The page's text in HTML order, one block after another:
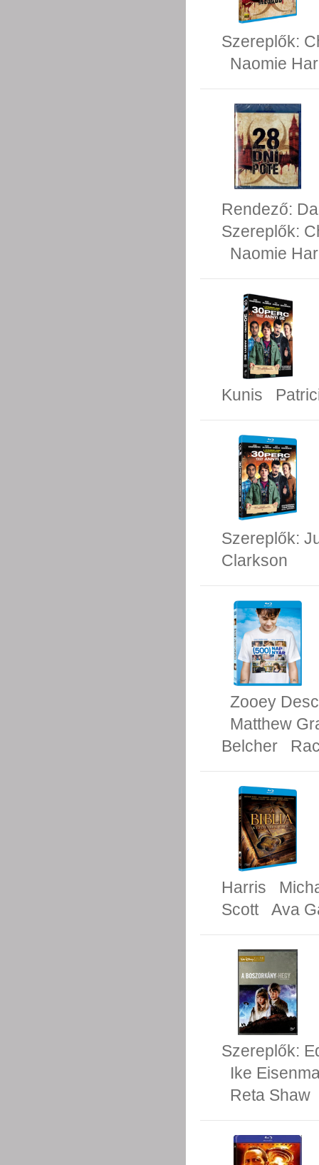
Szereplők:
Naomie
Rendező:
Szereplők:
Naomie
Kunis
Szereplők:
Clarkson
Zooey
Matthew
Belcher
Harris
Scott
Ava
Szereplők:
Ike
Reta Shaw